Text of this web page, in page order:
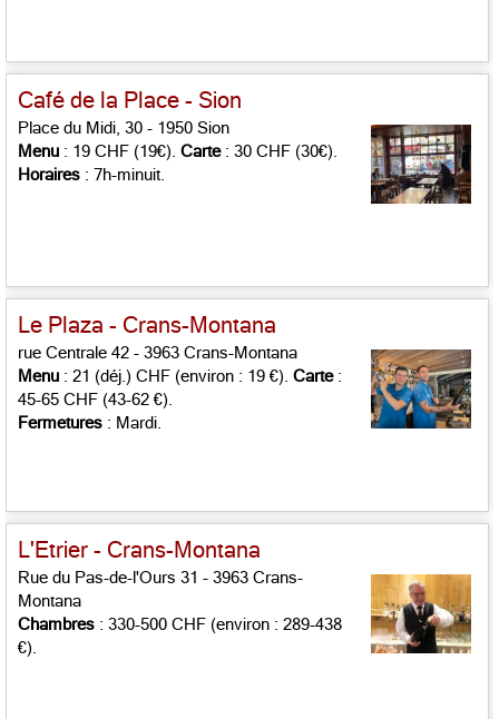
Café de la Place - Sion
Place du Midi, 30 - 1950 Sion
Menu : 19 CHF (19€). Carte: 30 CHF (30€).
Horaires : 7h-minuit.
Le Plaza - Crans-Montana
rue Centrale 42 - 3963 Crans-Montana
Menu : 21 (déj.) CHF (environ : 19 €). Carte:
45-65 CHF (43-62 €).
Fermetures : Mardi.
L'Etrier - Crans-Montana
Rue du Pas-de-l'Ours 31 - 3963 Crans-
Montana
Chambres : 330-500 CHF (environ : 289-438
€).